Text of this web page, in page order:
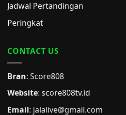
Jadwal Pertandingan
Peringkat
CONTACT US
Bran: Score808
Website: score808tv.id
Email: jalalive@gmail.com